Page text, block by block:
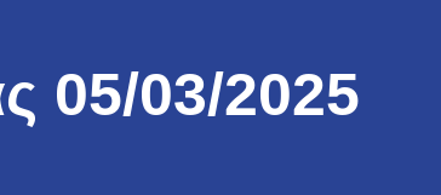
05/03/2025